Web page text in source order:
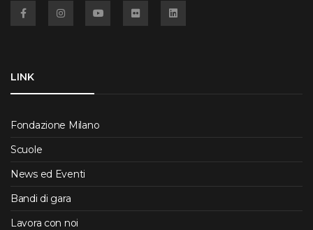
LINK
Fondazione Milano
Scuole
News ed Eventi
Bandi di gara
Lavora con noi